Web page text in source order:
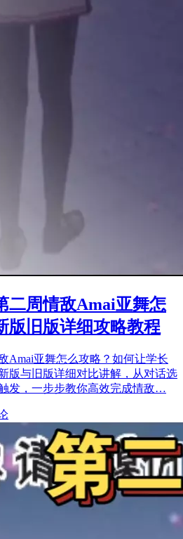
二周情敌Amai亚舞怎
版旧版详细攻略教程
Amai亚舞怎么攻略？如何让学长
版与旧版详细对比讲解，从对话选
发，一步步教你高效完成情敌…